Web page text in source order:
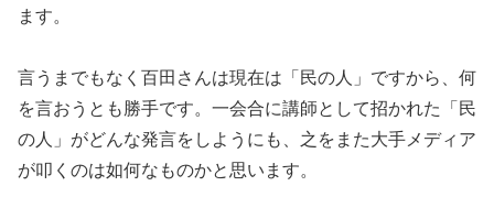
ます。
言うまでもなく百田さんは現在は「民の人」ですから、何
を言おうとも勝手です。一会合に講師として招かれた「民
の人」がどんな発言をしようにも、之をまた大手メディア
が叩くのは如何なものかと思います。